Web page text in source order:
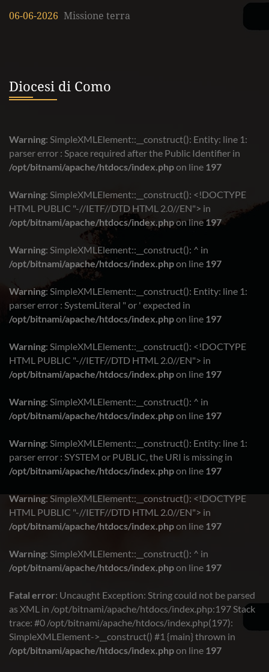
06-06-2026 Missione terra
Diocesi di Como
Warning: SimpleXMLElement::__construct(): Entity: line 1:
parser error : Space required after the Public Identifier in
/opt/bitnami/apache/htdocs/index.phpon line 197
Warning: SimpleXMLElement::__construct(): <!DOCTYPE
HTML PUBLIC "-//IETF//DTD HTML 2.0//EN"> in
/opt/bitnami/apache/htdocs/index.phpon line197
Warning: SimpleXMLElement::__construct(): ^ in
/opt/bitnami/apache/htdocs/index.phpon line 197
Warning: SimpleXMLElement::__construct(): Entity: line 1:
parser error : SystemLiteral " or ' expected in
/opt/bitnami/apache/htdocs/index.phpon line 197
Warning: SimpleXMLElement::__construct(): <!DOCTYPE
HTML PUBLIC "-//IETF//DTD HTML 2.0//EN"> in
/opt/bitnami/apache/htdocs/index.phpon line 197
Warning: SimpleXMLElement::__construct(): ^ in
/opt/bitnami/apache/htdocs/index.phpon line 197
Warning: SimpleXMLElement::__construct(): Entity: line 1:
parser error : SYSTEM or PUBLIC, the URI is missing in
/opt/bitnami/apache/htdocs/index.phpon line 197
Warning: SimpleXMLElement::__construct(): <!DOCTYPE
HTML PUBLIC "-//IETF//DTD HTML 2.0//EN"> in
/opt/bitnami/apache/htdocs/index.phpon line 197
Warning: SimpleXMLElement::__construct(): ^ in
/opt/bitnami/apache/htdocs/index.phpon line 197
Fatal error: Uncaught Exception: String could not be parsed
as XML in /opt/bitnami/apache/htdocs/index.php:197 Stack
trace: #0 /opt/bitnami/apache/htdocs/index.php(197):
SimpleXMLElement->__construct() #1 {main} thrown in
/opt/bitnami/apache/htdocs/index.phpon line 197